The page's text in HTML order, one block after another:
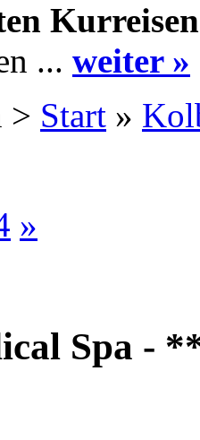
Kurreisen
... weiter »
> Start »
»
Spa -